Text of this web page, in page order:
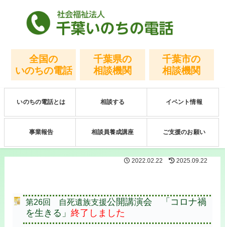
全国の
いのちの電話
千葉県の
相談機関
千葉市の
相談機関
いのちの電話とは 相談する イベント情報
事業報告 相談員養成講座 ご支援のお願い
2022.02.22 2025.09.22
第26回 自死遺族支援公開講演会 「コロナ禍
を生きる」 終了しました